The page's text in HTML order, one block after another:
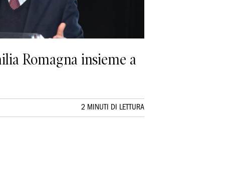
Romagna insieme a
2 MINUTI DI LETTURA